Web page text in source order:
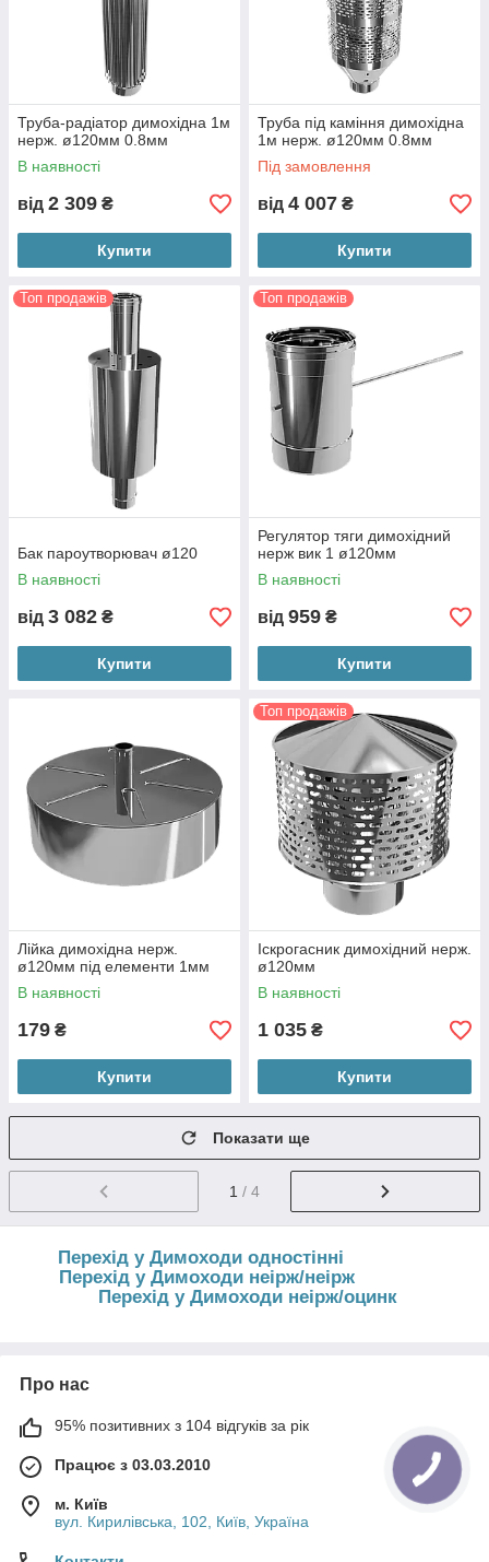
Труба-радіатор димохідна 1м
нерж. ø120мм 0.8мм
В наявності
від 2 309 ₴
Купити
Труба під каміння димохідна
1м нерж. ø120мм 0.8мм
Під замовлення
від 4 007 ₴
Купити
Топ продажів
Бак пароутворювач ø120
В наявності
від 3 082 ₴
Купити
Топ продажів
Регулятор тяги димохідний
нерж вик 1 ø120мм
В наявності
від 959 ₴
Купити
Лійка димохідна нерж.
ø120мм під елементи 1мм
В наявності
179 ₴
Купити
Топ продажів
Іскрогасник димохідний нерж.
ø120мм
В наявності
1 035 ₴
Купити
Показати ще
1 / 4
Перехід у Димоходи одностінні
Перехід у Димоходи неірж/неірж
Перехід у Димоходи неірж/оцинк
Про нас
95% позитивних з 104 відгуків за рік
Працює з 03.03.2010
м. Київ
вул. Кирилівська, 102, Київ, Україна